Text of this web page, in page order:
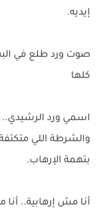
إيديه.
صوت ورد طلع في
كلها
اسمي ورد الرشيدي..
والشرطة اللي متكتفة
بتهمة الإرهاب.
أنا مش إرهابية.. أنا